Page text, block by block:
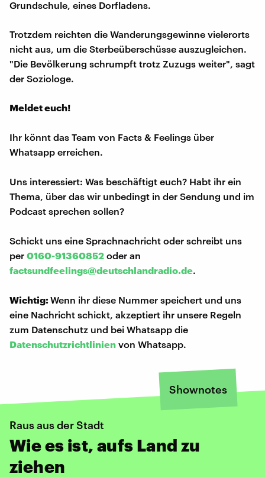
Grundschule, eines Dorfladens.
Trotzdem reichten die Wanderungsgewinne vielerorts
nicht aus, um die Sterbeüberschüsse auszugleichen.
"Die Bevölkerung schrumpft trotz Zuzugs weiter", sagt
der Soziologe.
Meldet euch!
Ihr könnt das Team von Facts & Feelings über
Whatsapp erreichen.
Uns interessiert: Was beschäftigt euch? Habt ihr ein
Thema, über das wir unbedingt in der Sendung und im
Podcast sprechen sollen?
Schickt uns eine Sprachnachricht oder schreibt uns
per 0160-91360852 oder an
factsundfeelings@deutschlandradio.de.
Wichtig:Wenn ihr diese Nummer speichert und uns
eine Nachricht schickt, akzeptiert ihr unsere Regeln
zum Datenschutz und bei Whatsapp die
Datenschutzrichtlinien von Whatsapp.
Shownotes
Raus aus der Stadt
Wie es ist, aufs Land zu
ziehen